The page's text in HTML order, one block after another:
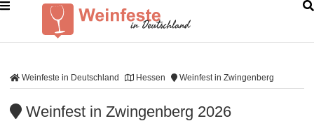
Weinfeste in Deutschland Hessen Weinfest in Zwingenberg
Weinfest in Zwingenberg 2026